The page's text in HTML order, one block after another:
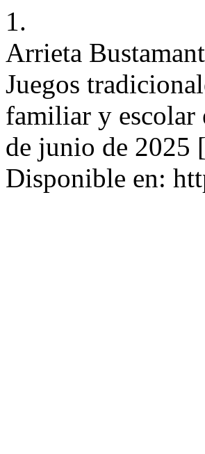
1.
Arrieta
Juegos
familiar y escolar
de junio de 2025
Disponible en: